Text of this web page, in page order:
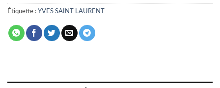
Étiquette : YVES SAINT LAURENT